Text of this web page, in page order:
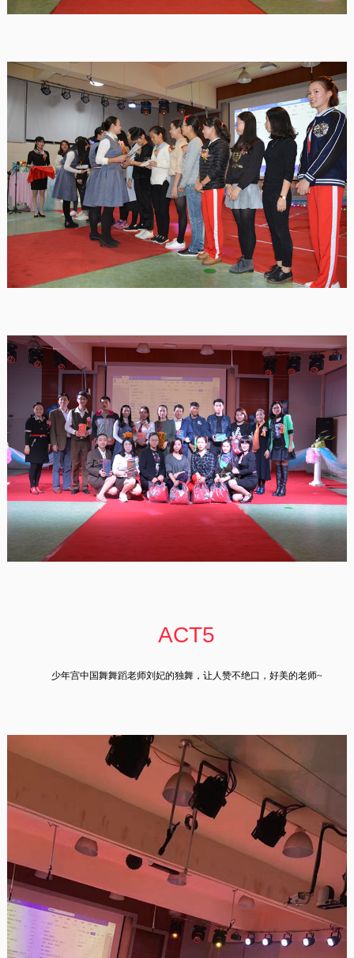
ACT5
少年宫中国舞舞蹈老师刘妃的独舞，让人赞不绝口，好美的老师~